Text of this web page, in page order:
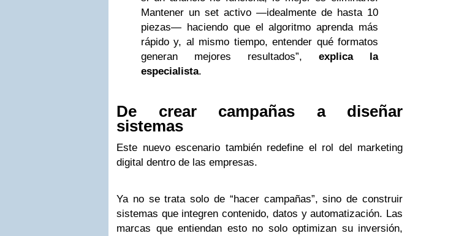
Mantener un set activo —idealmente de hasta 10
piezas— haciendo que el algoritmo aprenda más
rápido y, al mismo tiempo, entender qué formatos
generan mejores resultados”, explica la
especialista.
De crear campañas a diseñar
sistemas
Este nuevo escenario también redefine el rol del marketing
digital dentro de las empresas.
Ya no se trata solo de “hacer campañas”, sino de construir
sistemas que integren contenido, datos y automatización. Las
marcas que entiendan esto no solo optimizan su inversión,